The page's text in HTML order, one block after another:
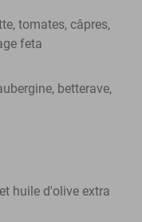
tomates, câpres,
feta
betterave,
huile d'olive extra